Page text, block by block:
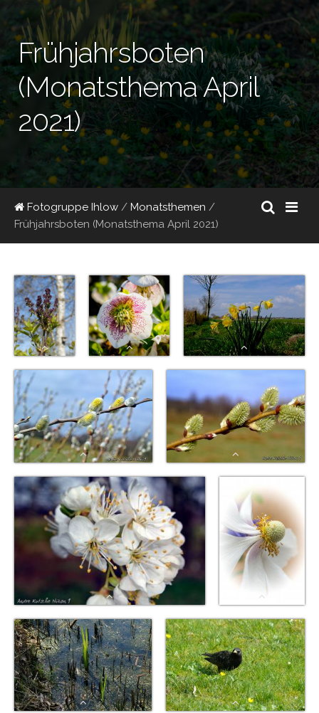
Frühjahrsboten
(Monatsthema April
2021)
Fotogruppe Ihlow / Monatsthemen /
Frühjahrsboten (Monatsthema April 2021)